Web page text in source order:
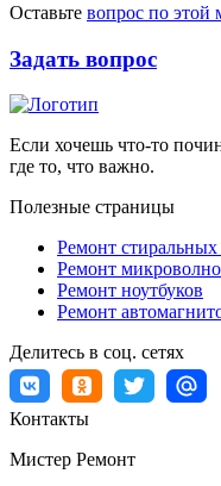
Оставьте вопрос по этой
Задать вопрос
Если хочешь что-то
где то, что важно.
Полезные страницы
Ремонт
Ремонт
Ремонт ноутбуков
Ремонт
Делитесь в соц. сетях
Контакты
Мистер Ремонт